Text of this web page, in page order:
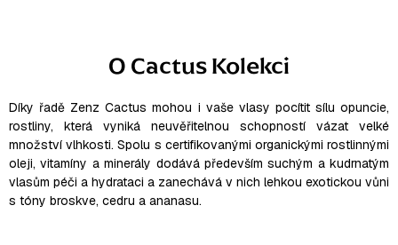
a
c
í
p
r
O Cactus Kolekci
Díky řadě Zenz Cactus mohou i vaše vlasy pocítit sílu opuncie,
rostliny, která vyniká neuvěřitelnou schopností vázat velké
množství vlhkosti. Spolu s certifikovanými organickými rostlinnými
oleji, vitamíny a minerály dodává především suchým a kudrnatým
vlasům péči a hydrataci a zanechává v nich lehkou exotickou vůni
s tóny broskve, cedru a ananasu.